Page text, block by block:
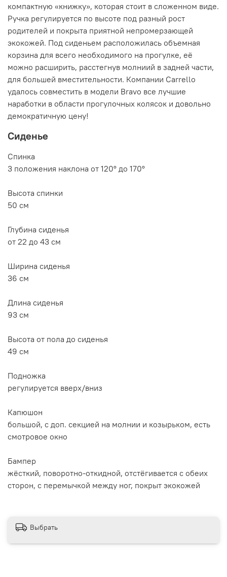
компактную «книжку», которая стоит в сложенном виде.
Ручка регулируется по высоте под разный рост
родителей и покрыта приятной непромерзающей
экокожей. Под сиденьем расположилась объемная
корзина для всего необходимого на прогулке, её
можно расширить, расстегнув молниий в задней части,
для большей вместительности. Компании Carrello
удалось совместить в модели Bravo все лучшие
наработки в области прогулочных колясок и довольно
демократичную цену!
Сиденье
Спинка
3 положения наклона от 120° до 170°
Высота спинки
50 см
Глубина сиденья
от 22 до 43 см
Ширина сиденья
36 см
Длина сиденья
93 см
Высота от пола до сиденья
49 см
Подножка
регулируется вверх/вниз
Капюшон
большой, с доп. секцией на молнии и козырьком, есть
смотровое окно
Бампер
жёсткий, поворотно-откидной, отстёгивается с обеих
сторон, с перемычкой между ног, покрыт экокожей
Выбрать